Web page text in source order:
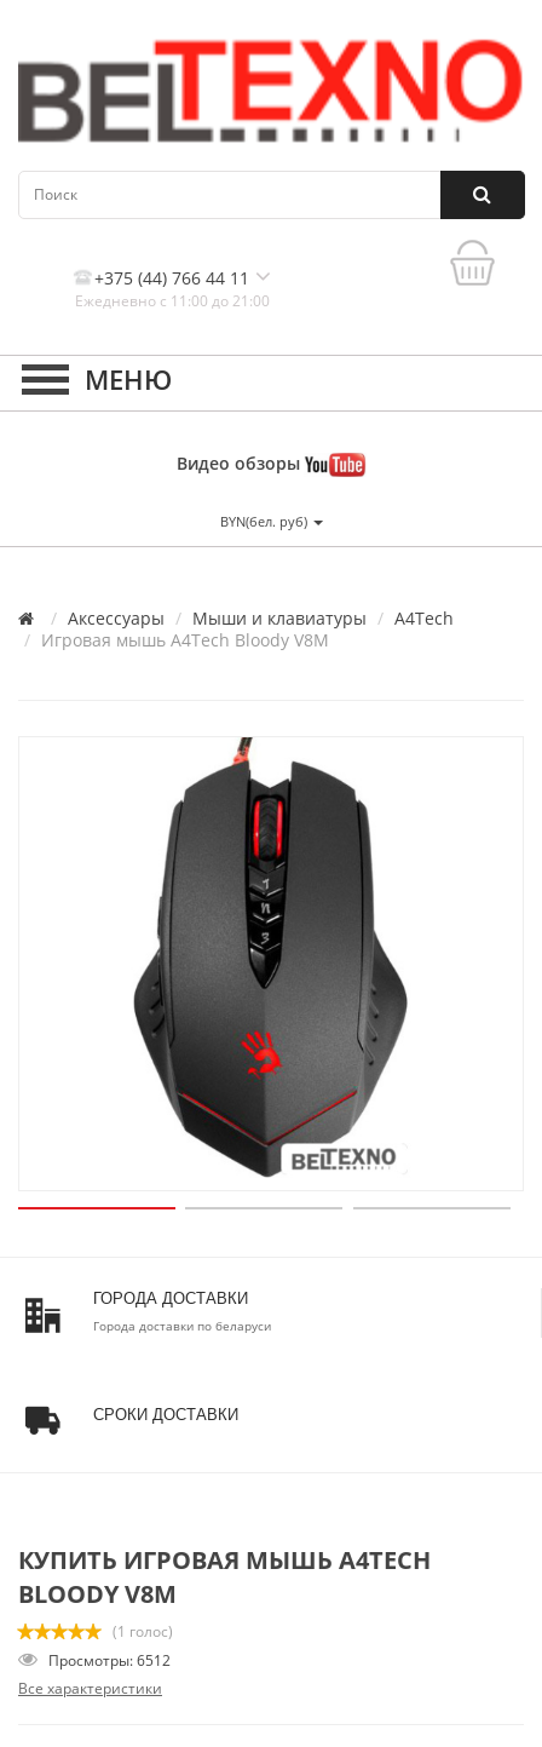
+375 (44) 766 44 11
Ежедневно с 11:00 до 21:00
Контакты, и схема проезда
Видео обзоры
BYN(бел. руб)
Аксессуары Мыши и клавиатуры
A4Tech
Игровая мышь A4Tech Bloody V8M
ГОРОДА ДОСТАВКИ
Города доставки по беларуси
СРОКИ ДОСТАВКИ
КУПИТЬ ИГРОВАЯ МЫШЬ A4TECH
BLOODY V8M
(1 голос)
Просмотры: 6512
Все характеристики